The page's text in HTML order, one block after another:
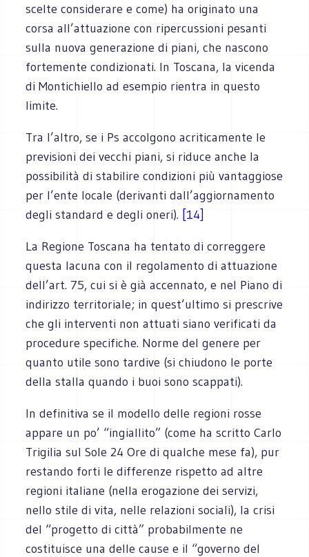
scelte considerare e come) ha originato una
corsa all’attuazione con ripercussioni pesanti
sulla nuova generazione di piani, che nascono
fortemente condizionati. In Toscana, la vicenda
di Montichiello ad esempio rientra in questo
limite.
Tra l’altro, se i Ps accolgono acriticamente le
previsioni dei vecchi piani, si riduce anche la
possibilità di stabilire condizioni più vantaggiose
per l’ente locale (derivanti dall’aggiornamento
degli standard e degli oneri). [14]
La Regione Toscana ha tentato di correggere
questa lacuna con il regolamento di attuazione
dell’art. 75, cui si è già accennato, e nel Piano di
indirizzo territoriale; in quest’ultimo si prescrive
che gli interventi non attuati siano verificati da
procedure specifiche. Norme del genere per
quanto utile sono tardive (si chiudono le porte
della stalla quando i buoi sono scappati).
In definitiva se il modello delle regioni rosse
appare un po’ “ingiallito” (come ha scritto Carlo
Trigilia sul Sole 24 Ore di qualche mese fa), pur
restando forti le differenze rispetto ad altre
regioni italiane (nella erogazione dei servizi,
nello stile di vita, nelle relazioni sociali), la crisi
del “progetto di città” probabilmente ne
costituisce una delle cause e il “governo del